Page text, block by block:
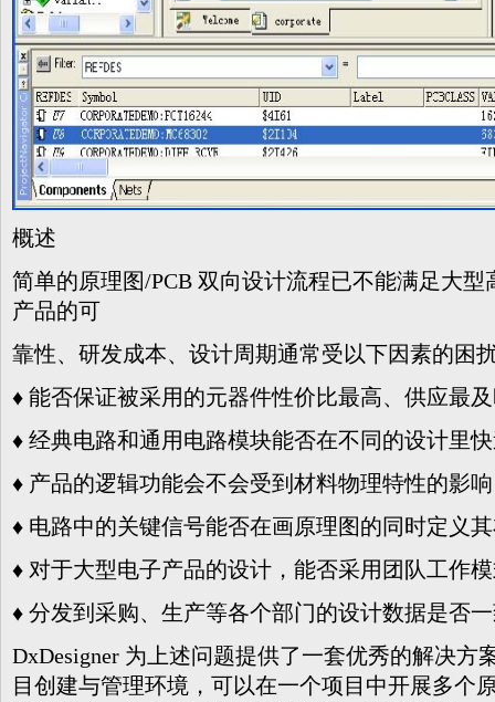
概述
简单的原理图/PCB 双向设计流程已不能满足大
产品的可
靠性、研发成本、设计周期通常受以下因素的困
♦ 能否保证被采用的元器件性价比最高、供应最
♦ 经典电路和通用电路模块能否在不同的设计里
♦ 产品的逻辑功能会不会受到材料物理特性的影响
♦ 电路中的关键信号能否在画原理图的同时定义
♦ 对于大型电子产品的设计，能否采用团队工作
♦ 分发到采购、生产等各个部门的设计数据是否
DxDesigner 为上述问题提供了一套优秀的解决方
目创建与管理环境，可以在一个项目中开展多个